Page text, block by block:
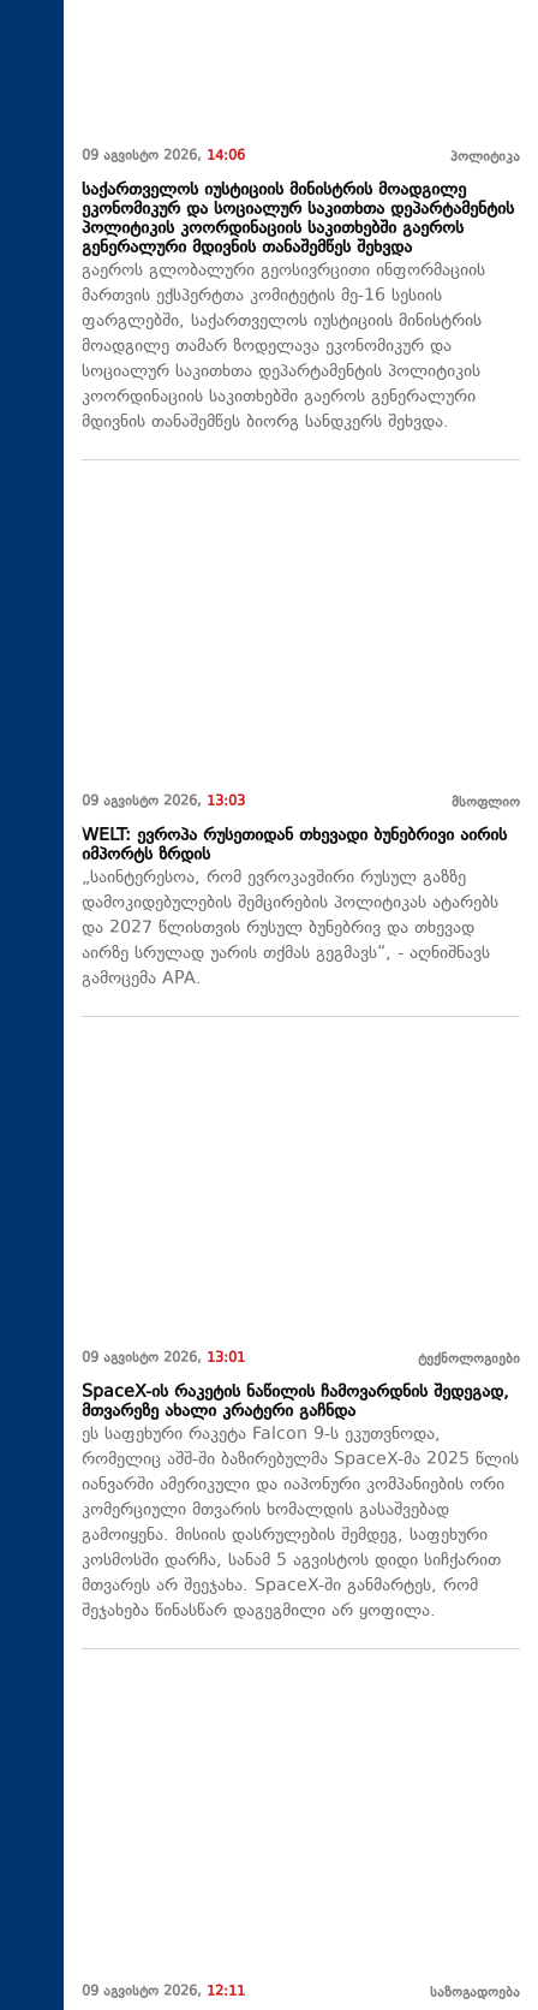
09 აგვისტო 2026, 14:06 პოლიტიკა
საქართველოს იუსტიციის მინისტრის მოადგილე
ეკონომიკურ და სოციალურ საკითხთა დეპარტამენტის
პოლიტიკის კოორდინაციის საკითხებში გაეროს
გენერალური მდივნის თანაშემწეს შეხვდა
გაეროს გლობალური გეოსივრცითი ინფორმაციის
მართვის ექსპერტთა კომიტეტის მე-16 სესიის
ფარგლებში, საქართველოს იუსტიციის მინისტრის
მოადგილე თამარ ზოდელავა ეკონომიკურ და
სოციალურ საკითხთა დეპარტამენტის პოლიტიკის
კოორდინაციის საკითხებში გაეროს გენერალური
მდივნის თანაშემწეს ბიორგ სანდკერს შეხვდა.
09 აგვისტო 2026, 13:03 მსოფლიო
WELT: ევროპა რუსეთიდან თხევადი ბუნებრივი აირის
იმპორტს ზრდის
„საინტერესოა, რომ ევროკავშირი რუსულ გაზზე
დამოკიდებულების შემცირების პოლიტიკას ატარებს
და 2027 წლისთვის რუსულ ბუნებრივ და თხევად
აირზე სრულად უარის თქმას გეგმავს“, - აღნიშნავს
გამოცემა APA.
09 აგვისტო 2026, 13:01 ტექნოლოგიები
SpaceX-ის რაკეტის ნაწილის ჩამოვარდნის შედეგად,
მთვარეზე ახალი კრატერი გაჩნდა
ეს საფეხური რაკეტა Falcon 9-ს ეკუთვნოდა,
რომელიც აშშ-ში ბაზირებულმა SpaceX-მა 2025 წლის
იანვარში ამერიკული და იაპონური კომპანიების ორი
კომერციული მთვარის ხომალდის გასაშვებად
გამოიყენა. მისიის დასრულების შემდეგ, საფეხური
კოსმოსში დარჩა, სანამ 5 აგვისტოს დიდი სიჩქარით
მთვარეს არ შეეჯახა.​ SpaceX-ში განმარტეს, რომ
შეჯახება წინასწარ დაგეგმილი არ ყოფილა.
09 აგვისტო 2026, 12:11 საზოგადოება